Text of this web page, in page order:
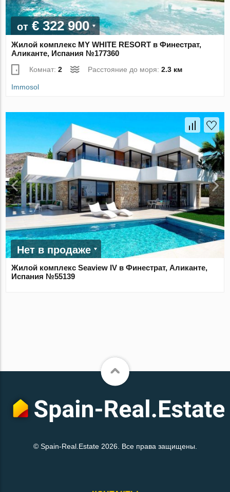
от € 322 900
Жилой комплекс MY WHITE RESORT в Финестрат,
Аликанте, Испания №177360
Комнат:2 Расстояние до моря:2.3 км
Immosol
Нет в продаже
Жилой комплекс Seaview IV в Финестрат, Аликанте,
Испания №55139
© Spain-Real.Estate 2026. Все права защищены.